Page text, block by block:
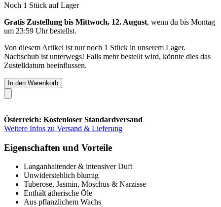
Noch 1 Stück auf Lager
Gratis Zustellung bis Mittwoch, 12. August, wenn du bis Montag
um 23:59 Uhrbestellst.
Von diesem Artikel ist nur noch 1 Stück in unserem Lager.
Nachschub ist unterwegs! Falls mehr bestellt wird, könnte dies das
Zustelldatum beeinflussen.
In den Warenkorb
Österreich: Kostenloser Standardversand
Weitere Infos zu Versand & Lieferung
Eigenschaften und Vorteile
Langanhaltender & intensiver Duft
Unwiderstehlich blumig
Tuberose, Jasmin, Moschus & Narzisse
Enthält ätherische Öle
Aus pflanzlichem Wachs